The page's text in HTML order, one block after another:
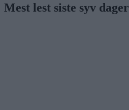
Mest lest siste syv dager